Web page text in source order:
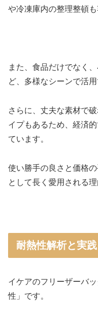
や冷凍庫内の整理整頓も
また、食品だけでなく
ど、多様なシーンで活
さらに、丈夫な素材で
イプもあるため、経済
ています。
使い勝手の良さと価格
として長く愛用される
耐熱性解析と実践
イケアのフリーザーバ
性」です。